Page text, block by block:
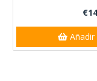
Añadir